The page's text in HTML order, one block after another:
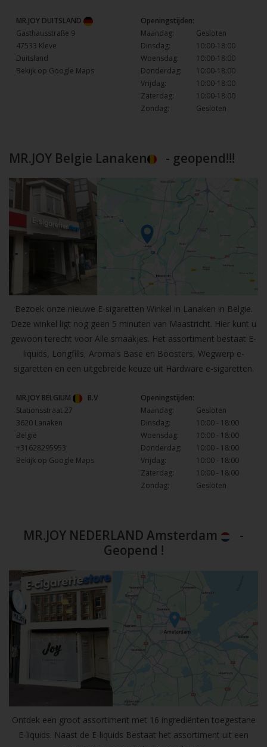
MR.JOY DUITSLAND
Gasthausstraße 9
47533 Kleve
Duitsland
Bekijk op Google Maps
Openingstijden:
Maandag:
Gesloten
Dinsdag:
10:00-18:00
Woensdag:
10:00-18:00
Donderdag:
10:00-18:00
Vrijdag:
10:00-18:00
Zaterdag:
10:00-18:00
Zondag:
Gesloten
MR.JOY Belgie Lanaken - geopend!!!
Bezoek onze nieuwe E-sigaretten Winkel in Lanaken in Belgie.
Deze winkel ligt nog geen 5 minuten van Maastricht. Hier kunt u
gewoon terecht voor Alle smaakjes. Het assortiment bestaat E-
liquids, Longfills, Aroma's Base en Boosters, Wegwerp e-
sigaretten en een uitgebreide keuze uit Hardware e-sigaretten.
MR.JOY BELGIUM
B.V
Stationsstraat 27
3620 Lanaken
België
+31628295953
Bekijk op Google Maps
Openingstijden:
Maandag:
Gesloten
Dinsdag:
10:00 - 18:00
Woensdag:
10:00 - 18:00
Donderdag:
10:00 - 18:00
Vrijdag:
10:00 - 18:00
Zaterdag:
10:00 - 18:00
Zondag:
Gesloten
MR.JOY NEDERLAND Amsterdam
-
Geopend !
Ontdek een groot assortiment met 16 ingrediënten toegestane
E-liquids. Naast de E-liquids Bestaat het assortiment uit een